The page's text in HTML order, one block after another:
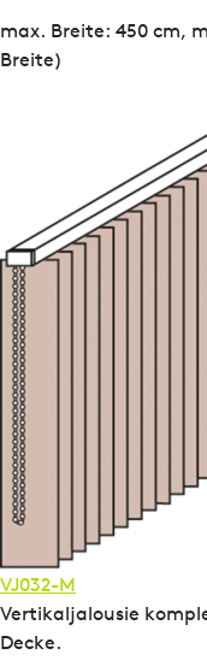
max. Breite: 450 cm,
Breite)
VJ032-M
Vertikaljalousie
Decke.